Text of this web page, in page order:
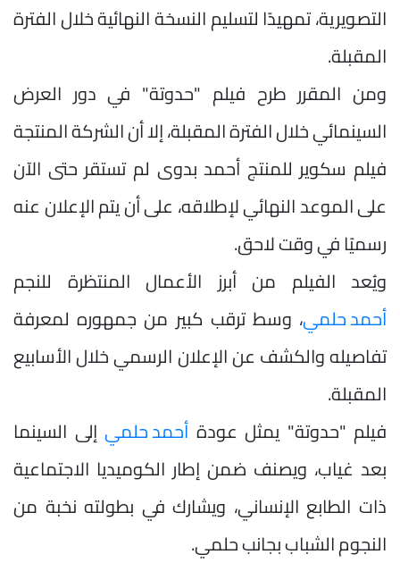
التصويرية، تمهيدًا لتسليم النسخة النهائية خلال الفترة
المقبلة.
ومن المقرر طرح فيلم "حدوتة" في دور العرض
السينمائي خلال الفترة المقبلة، إلا أن الشركة المنتجة
فيلم سكوير للمنتج أحمد بدوى لم تستقر حتى الآن
على الموعد النهائي لإطلاقه، على أن يتم الإعلان عنه
رسميًا في وقت لاحق.
ويُعد الفيلم من أبرز الأعمال المنتظرة للنجم
أحمد حلمي، وسط ترقب كبير من جمهوره لمعرفة
تفاصيله والكشف عن الإعلان الرسمي خلال الأسابيع
المقبلة.
فيلم "حدوتة" يمثل عودة أحمد حلمي إلى السينما
بعد غياب، ويصنف ضمن إطار الكوميديا الاجتماعية
ذات الطابع الإنساني، ويشارك في بطولته نخبة من
النجوم الشباب بجانب حلمي.